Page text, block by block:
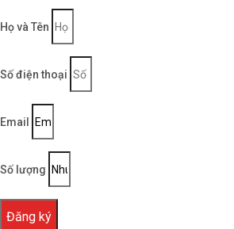
Họ và Tên
Số điện thoại
Email
Số lượng
Đăng ký